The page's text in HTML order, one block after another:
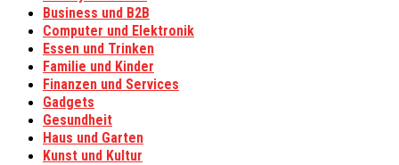
Business und B2B
Computer und Elektronik
Essen und Trinken
Familie und Kinder
Finanzen und Services
Gadgets
Gesundheit
Haus und Garten
Kunst und Kultur